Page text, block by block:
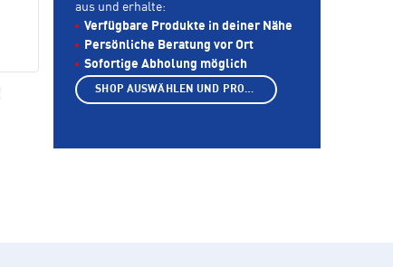
aus und erhalte:
Verfügbare Produkte in deiner Nähe
Persönliche Beratung vor Ort
Sofortige Abholung möglich
SHOP AUSWÄHLEN UND PRODUKTE ANZEIGEN